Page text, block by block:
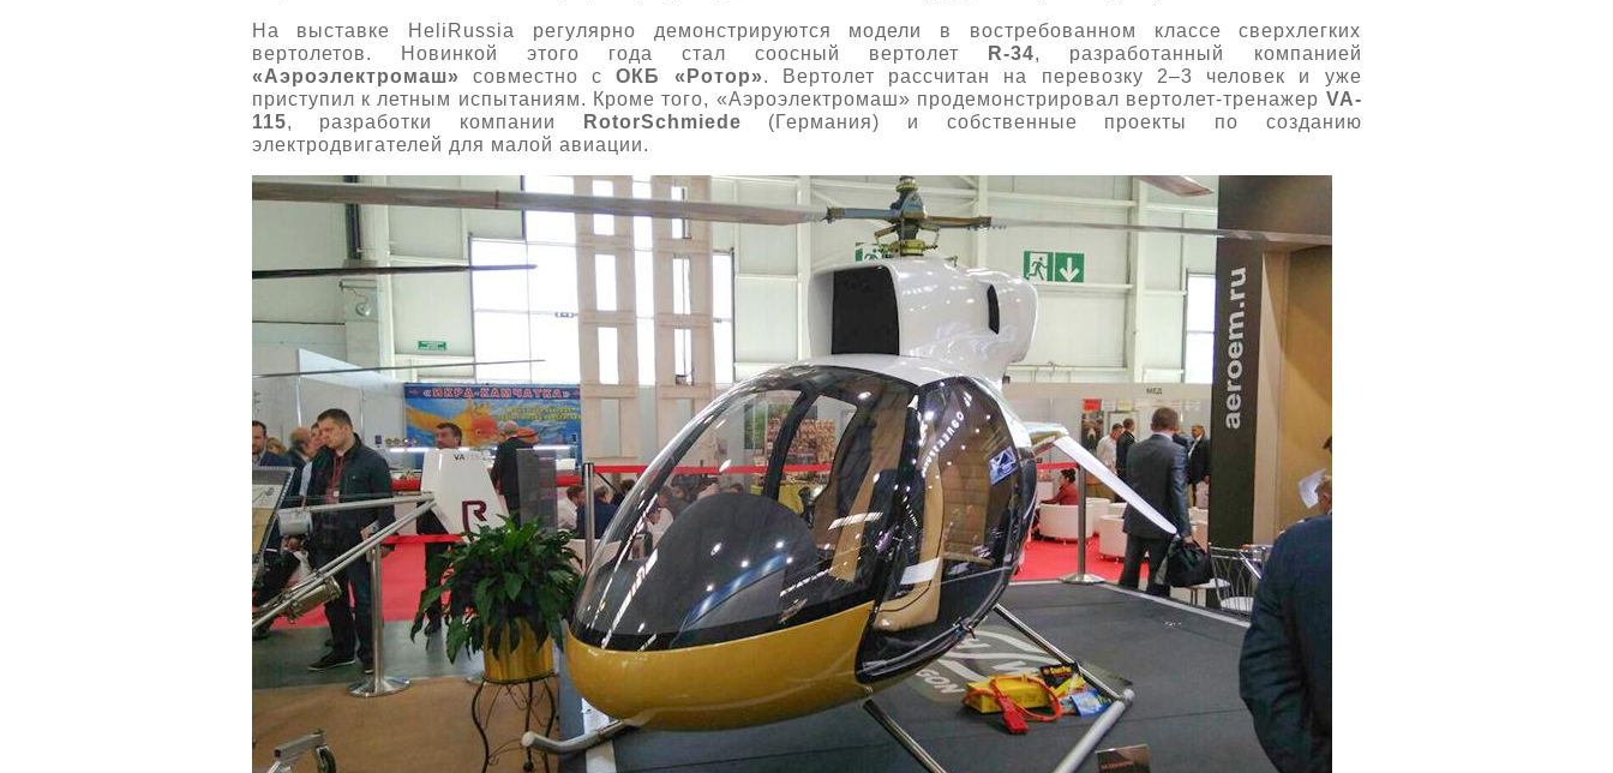
На выставке HeliRussia регулярно демонстрируются модели в востребованном классе сверхлегких
вертолетов. Новинкой этого года стал соосный вертолет
R-34, разработанный компанией
«Аэроэлектромаш» совместно сОКБ «Ротор». Вертолет рассчитан на перевозку 2–3 человек и уже
приступил к летным испытаниям. Кроме того, «Аэроэлектромаш» продемонстрировал вертолет-тренажер VA-
115, разработки компании RotorSchmiede (Германия) и собственные проекты по созданию
электродвигателей для малой авиации.